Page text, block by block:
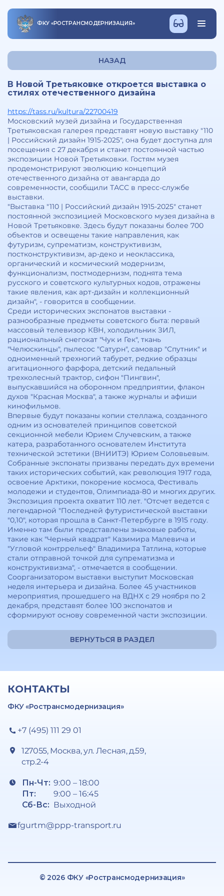
ФКУ «РОСТРАНСМОДЕРНИЗАЦИЯ»
НАЗАД
В Новой Третьяковке откроется выставка о
стилях отечественного дизайна
https://tass.ru/kultura/22700419
Московский музей дизайна и Государственная
Третьяковская галерея представят новую выставку "110
| Российский дизайн 1915-2025", она будет доступна для
посещения с 27 декабря и станет постоянной частью
экспозиции Новой Третьяковки. Гостям музея
продемонстрируют эволюцию концепций
отечественного дизайна от авангарда до
современности, сообщили ТАСС в пресс-службе
выставки.
"Выставка "110 | Российский дизайн 1915-2025" станет
постоянной экспозицией Московского музея дизайна в
Новой Третьяковке. Здесь будут показаны более 700
объектов и освещены такие направления, как
футуризм, супрематизм, конструктивизм,
постконструктивизм, ар-деко и неоклассика,
органический и космический модернизм,
функционализм, постмодернизм, поднята тема
русского и советского культурных кодов, отражены
такие явления, как арт-дизайн и коллекционный
дизайн", - говорится в сообщении.
Среди исторических экспонатов выставки -
разнообразные предметы советского быта: первый
массовый телевизор КВН, холодильник ЗИЛ,
рациональный снегокат "Чук и Гек", ткань
"Челюскинцы", пылесос "Сатурн", самовар "Спутник" и
одноименный трехногий табурет, редкие образцы
агитационного фарфора, детский педальный
трехколесный трактор, сифон "Пингвин",
выпускавшийся на оборонном предприятии, флакон
духов "Красная Москва", а также журналы и афиши
кинофильмов.
Впервые будут показаны копии стеллажа, созданного
одним из основателей принципов советской
секционной мебели Юрием Случевским, а также
катера, разработанного основателем Института
технической эстетики (ВНИИТЭ) Юрием Соловьевым.
Собранные экспонаты призваны передать дух времени
таких исторических событий, как революция 1917 года,
освоение Арктики, покорение космоса, Фестиваль
молодежи и студентов, Олимпиада-80 и многих других.
Экспозиция проекта охватит 110 лет. "Отсчет ведется с
легендарной "Последней футуристической выставки
"0,10", которая прошла в Санкт-Петербурге в 1915 году.
Именно там были представлены знаковые работы,
такие как "Черный квадрат" Казимира Малевича и
"Угловой контррельеф" Владимира Татлина, которые
стали отправной точкой для супрематизма и
конструктивизма", - отмечается в сообщении.
Соорганизатором выставки выступит Московская
неделя интерьера и дизайна. Более 45 участников
мероприятия, прошедшего на ВДНХ с 29 ноября по 2
декабря, представят более 100 экспонатов и
сформируют основу современной части экспозиции.
ВЕРНУТЬСЯ В РАЗДЕЛ
КОНТАКТЫ
ФКУ «Ространсмодернизация»
+7 (495) 111 29 01
127055, Москва, ул. Лесная, д.59,
стр.2-4
Пн-Чт:
Пт:
Сб-Вс:
9:00 – 18:00
9:00 – 16:45
Выходной
fgurtm@ppp-transport.ru
© 2026 ФКУ «Ространсмодернизация»